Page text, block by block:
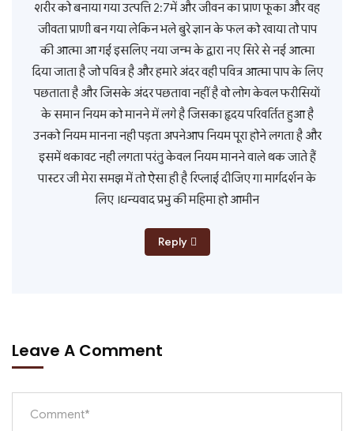
शरीर को बनाया गया उत्पत्ति 2:7में और जीवन का प्राण फूका और वह
जीवता प्राणी बन गया लेकिन भले बुरे ज्ञान के फल को खाया तो पाप
की आत्मा आ गई इसलिए नया जन्म के द्वारा नए सिरे से नई आत्मा
दिया जाता है जो पवित्र है और हमारे अंदर वही पवित्र आत्मा पाप के लिए
पछताता है और जिसके अंदर पछतावा नहीं है वो लोग केवल फरीसियों
के समान नियम को मानने में लगे है जिसका हृदय परिवर्तित हुआ है
उनको नियम मानना नही पड़ता अपनेआप नियम पूरा होने लगता है और
इसमें थकावट नही लगता परंतु केवल नियम मानने वाले थक जाते हैं
पास्टर जी मेरा समझ में तो ऐसा ही है रिप्लाई दीजिए गा मार्गदर्शन के
लिए ।धन्यवाद प्रभु की महिमा हो आमीन
Reply
Leave A Comment